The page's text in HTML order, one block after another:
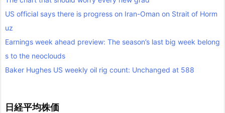
US official says there is progress on Iran-Oman on Strait of Horm
uz
Earnings week ahead preview: The season’s last big week belong
s to the neoclouds
Baker Hughes US weekly oil rig count: Unchanged at 588
日経平均株価